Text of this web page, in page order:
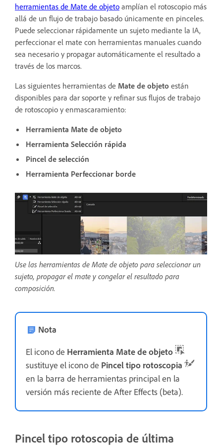
herramientas de Mate de objeto amplían el rotoscopio más
allá de un flujo de trabajo basado únicamente en pinceles.
Puede seleccionar rápidamente un sujeto mediante la IA,
perfeccionar el mate con herramientas manuales cuando
sea necesario y propagar automáticamente el resultado a
través de los marcos.
Las siguientes herramientas de Mate de objeto están
disponibles para dar soporte y refinar sus flujos de trabajo
de rotoscopio y enmascaramiento:
Herramienta Mate de objeto
Herramienta Selección rápida
Pincel de selección
Herramienta Perfeccionar borde
Use las herramientas de Mate de objeto para seleccionar un
sujeto, propagar el mate y congelar el resultado para
composición.
Nota
El icono de Herramienta Mate de objeto
sustituye el icono de Pincel tipo rotoscopia
en la barra de herramientas principal en la
versión más reciente de After Effects (beta).
Pincel tipo rotoscopia de última